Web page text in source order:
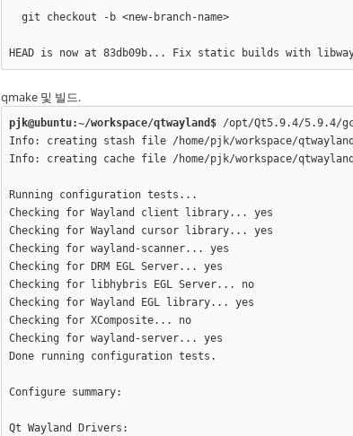
git checkout -b <new-branch-name>
HEAD is now at 83db09b... Fix static builds with
qmake 및 빌드.
pjk@ubuntu:~/workspace/qtwayland$ /opt/Qt5.9.4/5.9.4/
Info: creating stash file /home/pjk/workspace/
Info: creating cache file /home/pjk/workspace/
Running configuration tests...
Checking for Wayland client library... yes
Checking for Wayland cursor library... yes
Checking for wayland-scanner... yes
Checking for DRM EGL Server... yes
Checking for libhybris EGL Server... no
Checking for Wayland EGL library... yes
Checking for XComposite... no
Checking for wayland-server... yes
Done running configuration tests.
Configure summary:
Qt Wayland Drivers: